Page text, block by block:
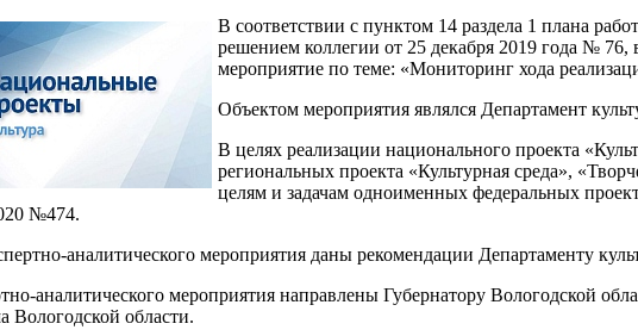
В соответствии с пунктом 14 раздела 1 плана
решением коллегии от 25 декабря 2019 года № 76,
мероприятие по теме: «Мониторинг хода
Объектом мероприятия являлся Департамент
В целях реализации национального проекта
региональных проекта «Культурная среда»,
целям и задачам одноименных федеральных
№474.
аналитического мероприятия даны рекомендации Департаменту
аналитического мероприятия направлены Губернатору Вологодской
Вологодской области.